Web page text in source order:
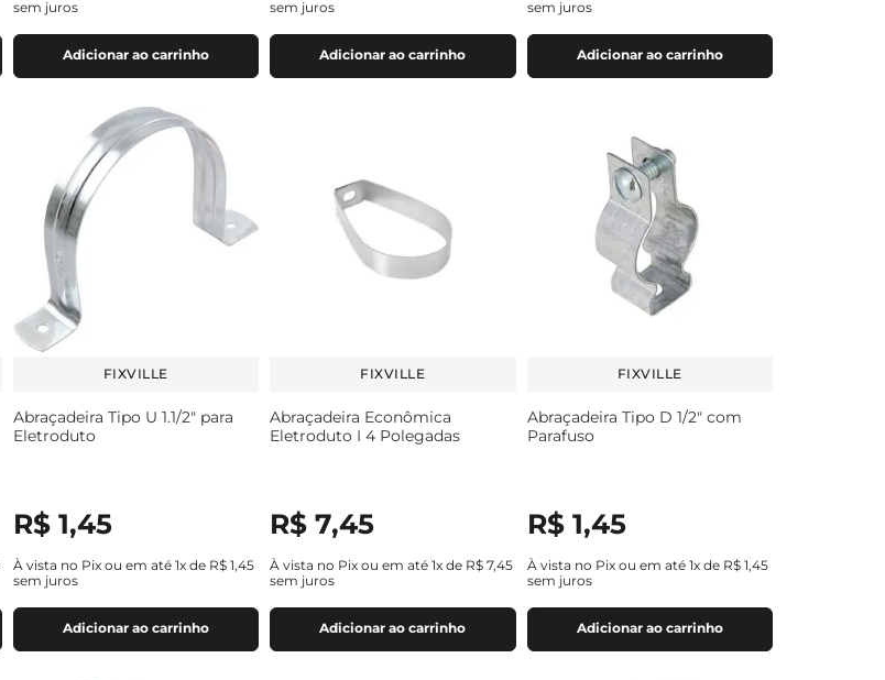
sem juros
Adicionar ao carrinho
sem juros
Adicionar ao carrinho
sem juros
Adicionar ao carrinho
FIXVILLE
Abraçadeira Tipo U 1.1/2" para
Eletroduto
R$ 1,45
À vista no Pix ou em até 1x de R$ 1,45
sem juros
Adicionar ao carrinho
FIXVILLE
Abraçadeira Econômica
Eletroduto I 4 Polegadas
R$ 7,45
À vista no Pix ou em até1x de R$ 7,45
sem juros
Adicionar ao carrinho
FIXVILLE
Abraçadeira Tipo D 1/2" com
Parafuso
R$ 1,45
À vista no Pix ou em até 1x de R$ 1,45
sem juros
Adicionar ao carrinho